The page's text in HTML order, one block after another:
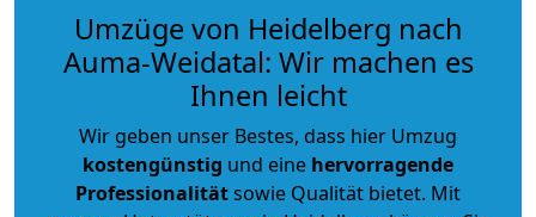
Umzüge von Heidelberg nach
Auma-Weidatal: Wir machen es
Ihnen leicht
Wir geben unser Bestes, dass hier Umzug
kostengünstig und eine hervorragende
Professionalitätsowie Qualität bietet. Mit